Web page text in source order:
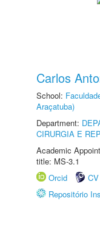
Carlos
School:
Araçatuba)
Department:
CIRURGIA E
Academic
title: MS-3.1
Orcid
Repositório